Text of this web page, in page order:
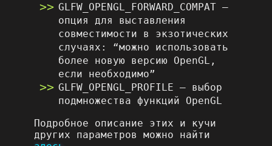
GLFW_OPENGL_FORWARD_COMPAT –
опция для выставления
совместимости в экзотических
случаях: “можно использовать
более новую версию OpenGL,
если необходимо”
GLFW_OPENGL_PROFILE – выбор
подмножества функций OpenGL
Подробное описание этих и кучи
других параметров можно найти